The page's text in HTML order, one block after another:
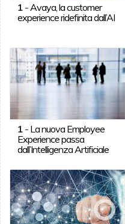
1- Avaya, la customer
experience ridefinita dall’AI
1- La nuova Employee
Experience passa
dall’Intelligenza Artificiale